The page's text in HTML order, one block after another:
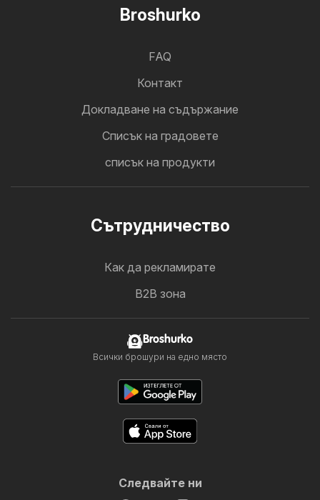
Broshurko
FAQ
Контакт
Докладване на съдържание
Cписък на градовете
списък на продукти
Cътрудничество
Как да рекламирате
B2B зона
Broshurko
Всички брошури на едно място
Следвайте ни